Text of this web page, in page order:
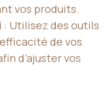
vos produits.
: Utilisez des outils
de vos
d’ajuster vos